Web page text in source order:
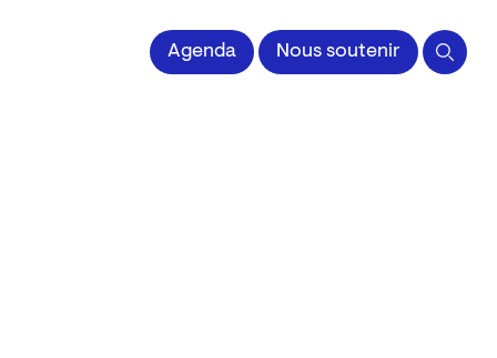
Agenda Nous soutenir